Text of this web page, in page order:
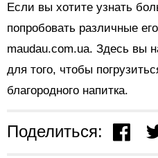
Если вы хотите узнать
попробовать различные
maudau.com.ua. Здесь вы
для того, чтобы
благородного напитка.
Поделиться: